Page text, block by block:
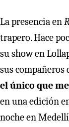
La presencia en
trapero. Hace
su show en
sus compañeros
el único que
en una edición
noche en